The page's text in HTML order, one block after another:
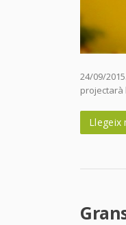
24/09/
projectarà
Llegeix